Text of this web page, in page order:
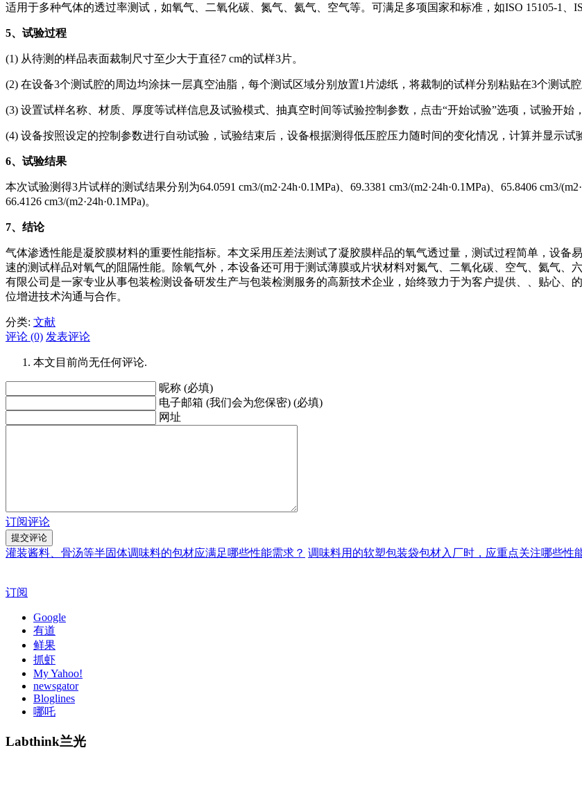
适用于多种气体的透过率测试，如氧气、二氧化碳、氮气、氦气、空气等。可满足多项国家和标准，如ISO 15105-1、
5、试验过程
(1) 从待测的样品表面裁制尺寸至少大于直径7 cm的试样3片。
(2) 在设备3个测试腔的周边均涂抹一层真空油脂，每个测试区域分别放置1片滤纸，将裁制的试样分别粘贴在3个测试腔
(3) 设置试样名称、材质、厚度等试样信息及试验模式、抽真空时间等试验控制参数，点击“开始试验”选项，试验开始
(4) 设备按照设定的控制参数进行自动试验，试验结束后，设备根据测得低压腔压力随时间的变化情况，计算并显示试
6、试验结果
本次试验测得3片试样的测试结果分别为64.0591 cm3/(m2·24h·0.1MPa)、69.3381 cm3/(m2·24h·0.1MPa)、65.8406 cm3/
66.4126 cm3/(m2·24h·0.1MPa)。
7、结论
气体渗透性能是凝胶膜材料的重要性能指标。本文采用压差法测试了凝胶膜样品的氧气透过量，测试过程简单，设
速的测试样品对氧气的阻隔性能。除氧气外，本设备还可用于测试薄膜或片状材料对氮气、二氧化碳、空气、氦气
有限公司是一家专业从事包装检测设备研发生产与包装检测服务的高新技术企业，始终致力于为客户提供、、贴心、
位增进技术沟通与合作。
分类: 文献
评论 (0) 发表评论
本文目前尚无任何评论.
昵称 (必填)
电子邮箱 (我们会为您保密) (必填)
网址
订阅评论
灌装酱料、骨汤等半固体调味料的包材应满足哪些性能需求？ 调味料用的软塑包装袋包材入厂时，应重点关注哪些性
订阅
Google
有道
鲜果
抓虾
My Yahoo!
newsgator
Bloglines
哪吒
Labthink兰光